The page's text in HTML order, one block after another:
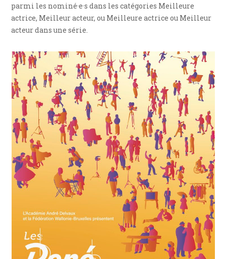
parmi les nominé·e·s dans les catégories Meilleure
actrice, Meilleur acteur, ou Meilleure actrice ou Meilleur
acteur dans une série.